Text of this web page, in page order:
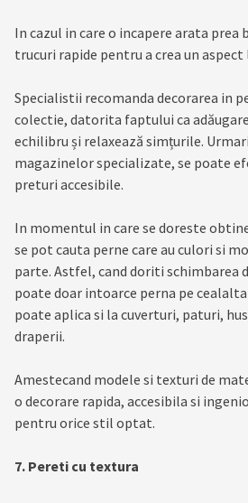
In cazul in care o incapere arata prea
trucuri rapide pentru a crea un aspect
Specialistii recomanda decorarea in
colectie, datorita faptului ca
echilibru și relaxează simțurile.
magazinelor specializate, se poate
preturi accesibile.
In momentul in care se doreste
se pot cauta perne care au culori si
parte. Astfel, cand doriti schimbarea
poate doar intoarce perna pe
poate aplica si la cuverturi, paturi,
draperii.
Amestecand modele si texturi de
o decorare rapida, accesibila si
pentru orice stil optat.
7. Pereti cu textura